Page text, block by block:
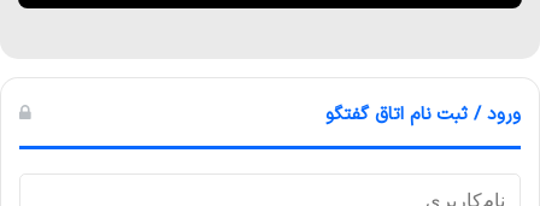
ورود / ثبت نام اتاق گفتگو